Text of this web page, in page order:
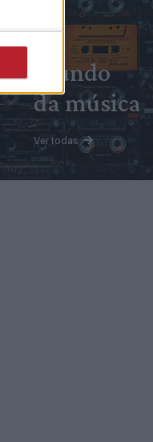
Mundo
da música
Ver todas